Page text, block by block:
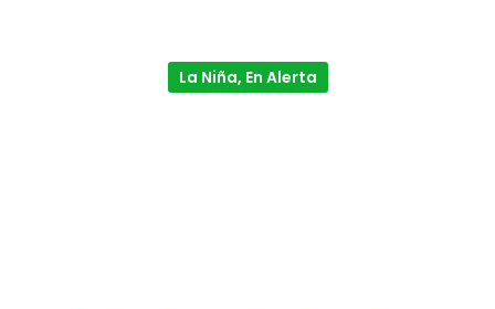
La Niña, En Alerta